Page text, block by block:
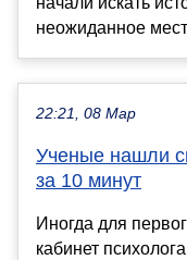
неожиданное
22:21, 08 Мар
Ученые нашли
за 10 минут
Иногда для
кабинет